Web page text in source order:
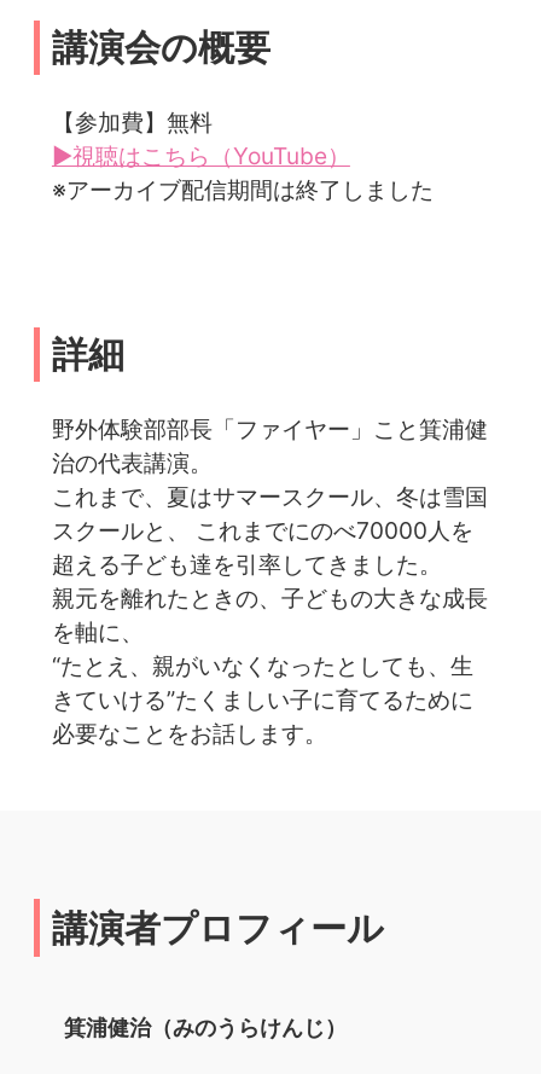
講演会の概要
【参加費】無料
▶視聴はこちら（YouTube）
※アーカイブ配信期間は終了しました
詳細
野外体験部部長「ファイヤー」こと箕浦健
治の代表講演。
これまで、夏はサマースクール、冬は雪国
スクールと、 これまでにのべ70000人を
超える子ども達を引率してきました。
親元を離れたときの、子どもの大きな成長
を軸に、
“たとえ、親がいなくなったとしても、生
きていける”たくましい子に育てるために
必要なことをお話します。
講演者プロフィール
箕浦健治（みのうらけんじ）